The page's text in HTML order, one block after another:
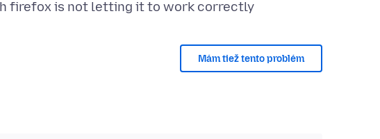
Mám tiež tento problém